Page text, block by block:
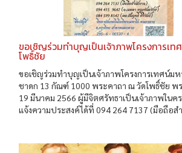
ขอเชิญร่วมทำบุญเป็นเจ้าภาพโครงการเ
โพธิ์ชัย
ขอเชิญร่วมทำบุญเป็นเจ้าภาพโครงการเทศน์ม
ชาดก 13 กัณฑ์ 1000 พระคาถา ณ วัดโพธิ์ชัย พ
19 มีนาคม 2566 ผู้มีจิตศรัทธาเป็นเจ้าภาพใน
แจ้งความประสงค์ได้ที่ 094 264 7137 (มือถือส